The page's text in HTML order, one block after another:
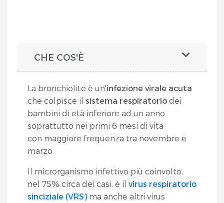
CHE COS'È
La bronchiolite è un'infezione virale acuta
che colpisce il sistema respiratorio dei
bambini di età inferiore ad un anno
soprattutto nei primi 6 mesi di vita
con maggiore frequenza tra novembre e
marzo.
Il microrganismo infettivo più coinvolto,
nel 75% circa dei casi, è il virus respiratorio
sinciziale (VRS) ma anche altri virus